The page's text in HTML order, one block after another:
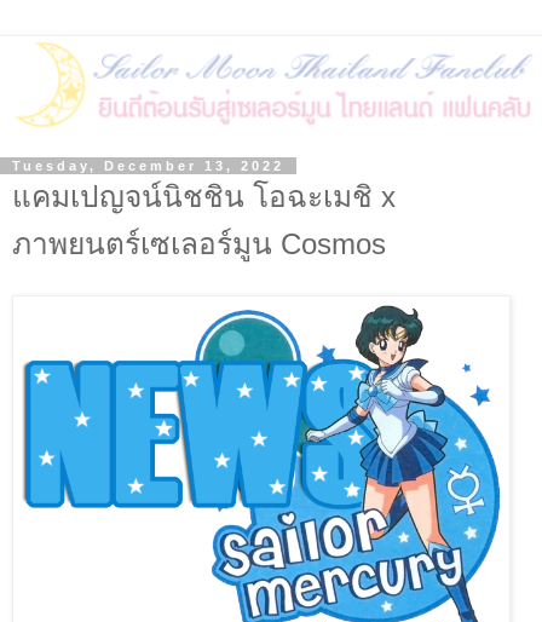
Tuesday, December 13, 2022
แคมเปญจน์นิชชิน โอฉะเมชิ x
ภาพยนตร์เซเลอร์มูน Cosmos